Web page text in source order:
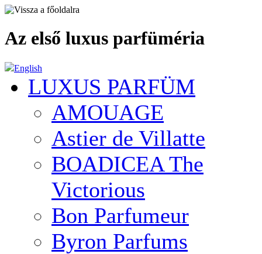
Az első luxus parfüméria
English
LUXUS PARFÜM
AMOUAGE
Astier de Villatte
BOADICEA The
Victorious
Bon Parfumeur
Byron Parfums